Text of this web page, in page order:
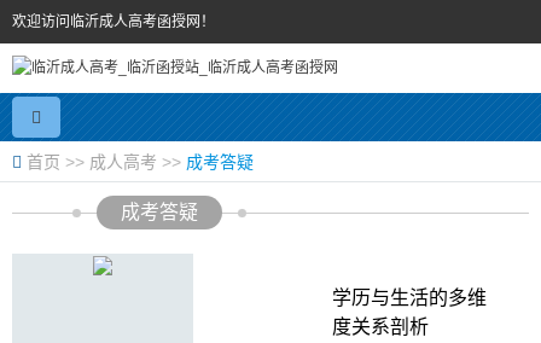
欢迎访问临沂成人高考函授网！
首页 >> 成人高考 >> 成考答疑
成考答疑
学历与生活的多维
度关系剖析